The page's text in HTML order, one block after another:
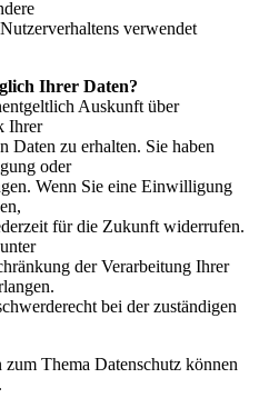
verwendet
Ihrer Daten?
Auskunft über
Ihrer
Daten zu erhalten. Sie haben
oder
Wenn Sie eine Einwilligung
für die Zukunft widerrufen.
der Verarbeitung Ihrer
bei der zuständigen
Thema Datenschutz können